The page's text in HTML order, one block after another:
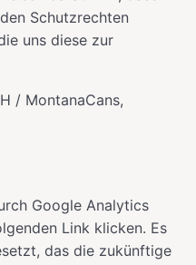
Schutzrechten
uns diese zur
/ MontanaCans,
Google Analytics
Link klicken. Es
das die zukünftige